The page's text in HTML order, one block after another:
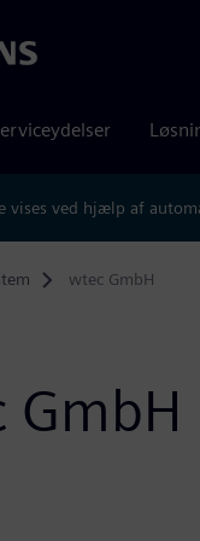
vises ved hjælp af
wtec GmbH
GmbH